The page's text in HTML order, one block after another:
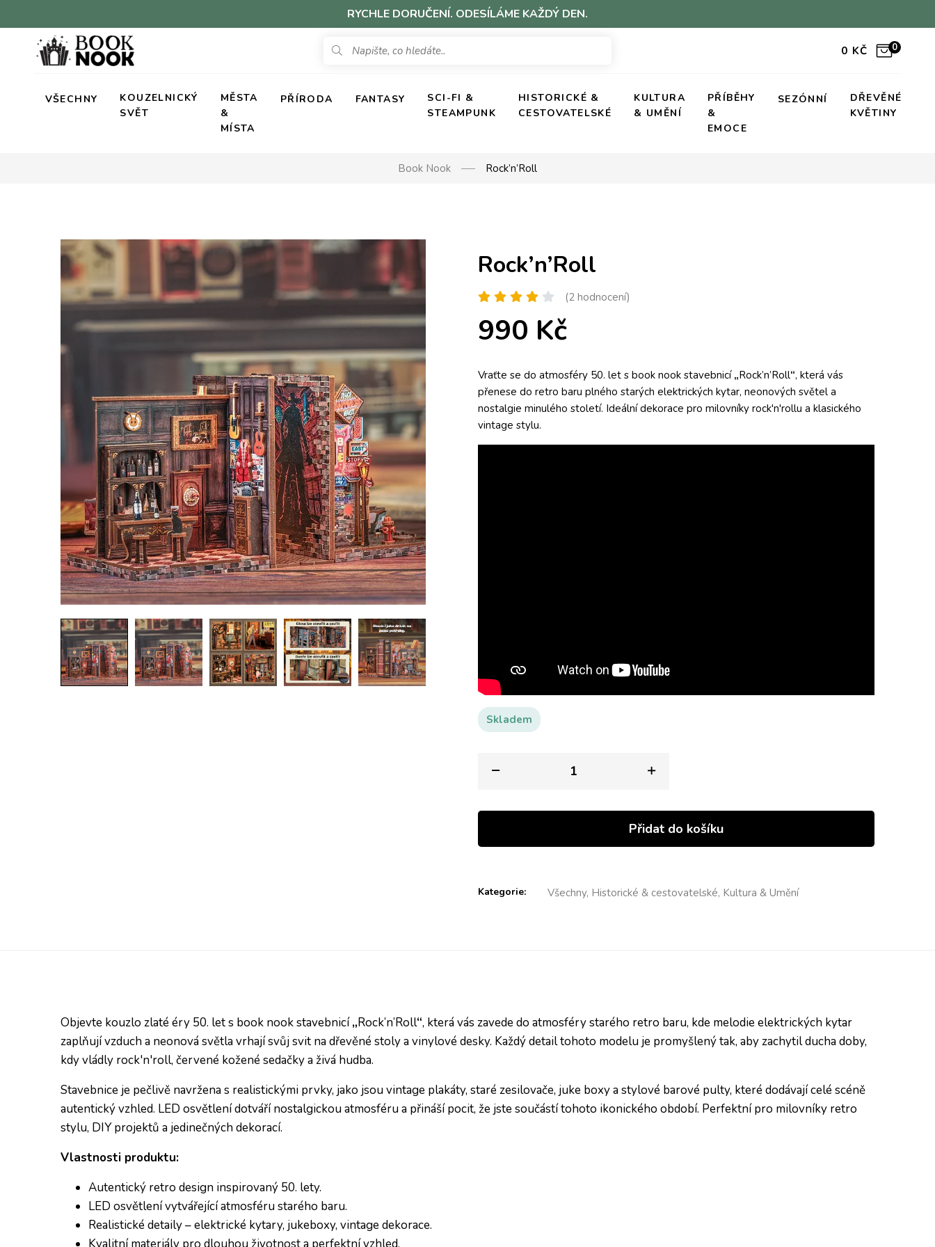
RYCHLE DORUČENÍ. ODESÍLÁME KAŽDÝ DEN.
0 KČ 0
VŠECHNY
KOUZELNICKÝ
SVĚT
MĚSTA
&
MÍSTA
PŘÍRODA FANTASY
SCI-FI &
STEAMPUNK
HISTORICKÉ &
CESTOVATELSKÉ
KULTURA
& UMĚNÍ
PŘÍBĚHY
&
EMOCE
SEZÓNNÍ
DŘEVĚNÉ
KVĚTINY
Book Nook Rock’n’Roll
Rock’n’Roll
(2 hodnocení)
990 Kč
Vraťte se do atmosféry 50. let s book nook stavebnicí „Rock’n’Roll“, která vás
přenese do retro baru plného starých elektrických kytar, neonových světel a
nostalgie minulého století. Ideální dekorace pro milovníky rock'n'rollu a klasického
vintage stylu.
Skladem
Přidat do košíku
Kategorie: Všechny, Historické & cestovatelské, Kultura & Umění
Objevte kouzlo zlaté éry 50. let s book nook stavebnicí„Rock’n’Roll“, která vás zavede do atmosféry starého retro baru, kde melodie elektrických kytar
zaplňují vzduch a neonová světla vrhají svůj svit na dřevěné stoly a vinylové desky. Každý detail tohoto modelu je promyšlený tak, aby zachytil ducha doby,
kdy vládly rock'n'roll, červené kožené sedačky a živá hudba.
Stavebnice je pečlivě navržena s realistickými prvky, jako jsou vintage plakáty, staré zesilovače, juke boxy a stylové barové pulty, které dodávají celé scéně
autentický vzhled. LED osvětlení dotváří nostalgickou atmosféru a přináší pocit, že jste součástí tohoto ikonického období. Perfektní pro milovníky retro
stylu, DIY projektů a jedinečných dekorací.
Vlastnosti produktu:
Autentický retro design inspirovaný 50. lety.
LED osvětlení vytvářející atmosféru starého baru.
Realistické detaily – elektrické kytary, jukeboxy, vintage dekorace.
Kvalitní materiály pro dlouhou životnost a perfektní vzhled.